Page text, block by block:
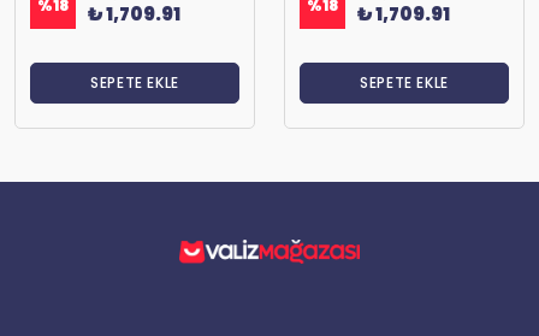
%18 ₺ 1,709.91
SEPETE EKLE
%18 ₺ 1,709.91
SEPETE EKLE